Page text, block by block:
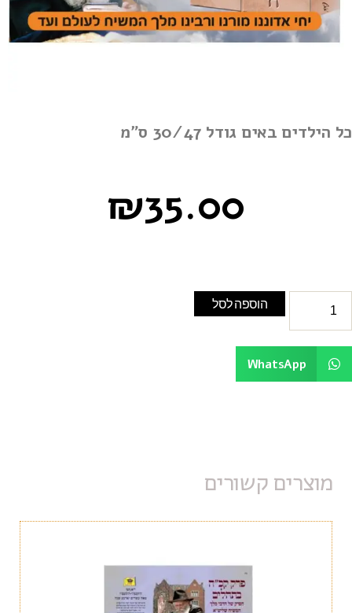
כל הילדים באים גודל 30/47 ס"מ
₪35.00
הוספה לסל
WhatsApp
מוצרים קשורים